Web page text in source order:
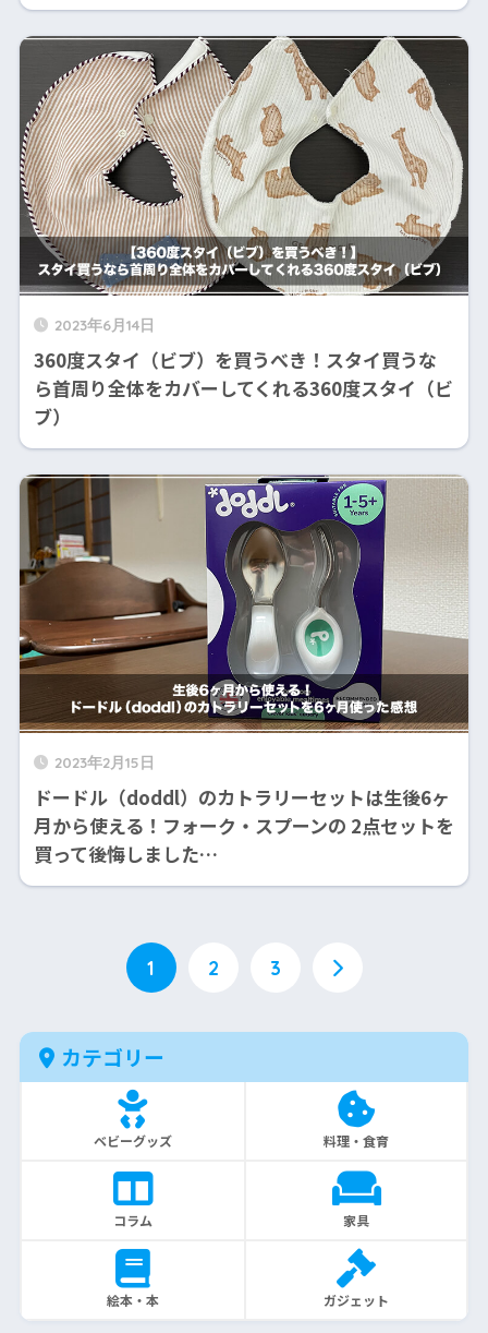
2023年6月14日
360度スタイ（ビブ）を買うべき！スタイ買うな
ら首周り全体をカバーしてくれる360度スタイ（ビ
ブ）
2023年2月15日
ドードル（doddl）のカトラリーセットは生後6ヶ
月から使える！フォーク・スプーンの 2点セットを
買って後悔しました…
1 2 3
カテゴリー
ベビーグッズ 料理・食育
コラム 家具
絵本・本 ガジェット